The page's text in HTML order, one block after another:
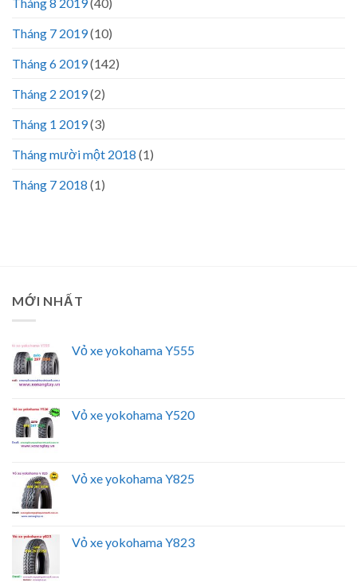
Tháng 7 2019(10)
Tháng 6 2019(142)
Tháng 2 2019(2)
Tháng 1 2019(3)
Tháng mười một 2018 (1)
Tháng 7 2018 (1)
MỚI NHẤT
Vỏ xe yokohama Y555
Vỏ xe yokohama Y520
Vỏ xe yokohama Y825
Vỏ xe yokohama Y823